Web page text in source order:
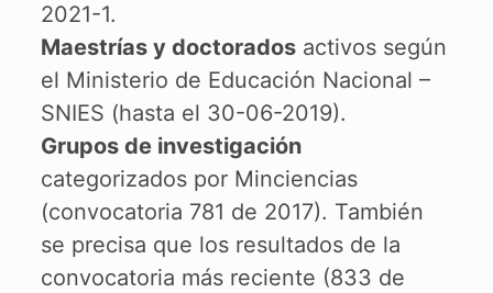
2021-1.
Maestrías y doctoradosactivos según
el Ministerio de Educación Nacional –
SNIES (hasta el 30-06-2019).
Grupos de investigación
categorizados por Minciencias
(convocatoria 781 de 2017). También
se precisa que los resultados de la
convocatoria más reciente (833 de